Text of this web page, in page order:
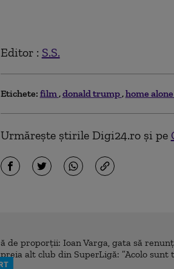
Editor : S.S.
Etichete: film donald trump home alone
Urmărește știrile Digi24.ro și pe